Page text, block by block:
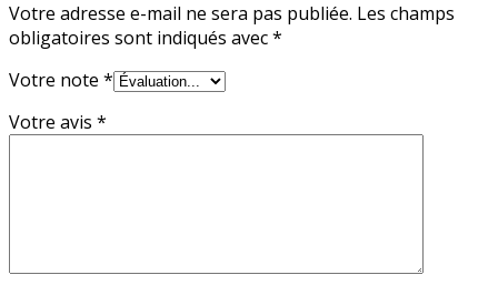
Votre adresse e-mail ne sera pas publiée. Les champs
obligatoires sont indiqués avec*
Votre note *
Votre avis *